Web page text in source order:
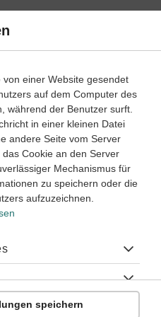
, dies von
Silbe(Silbe als
einer Website gesendet
auf dem Computer des
während der Benutzer surft.
in einer kleinen Datei
andere Seite vom Server
Cookie an den Server
Mechanismus für
zu speichern oder die
aufzuzeichnen.
speichern